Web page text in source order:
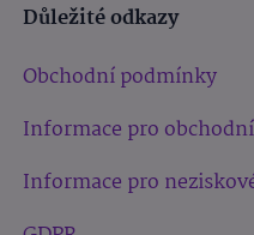
Důležité odkazy
Obchodní podmínky
Informace pro
Informace pro